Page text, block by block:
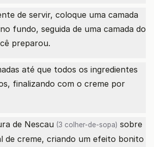
de servir, coloque uma camada
fundo, seguida de uma camada do
preparou.
até que todos os ingredientes
finalizando com o creme por
de Nescau (3 colher-de-sopa) sobre
de creme, criando um efeito bonito